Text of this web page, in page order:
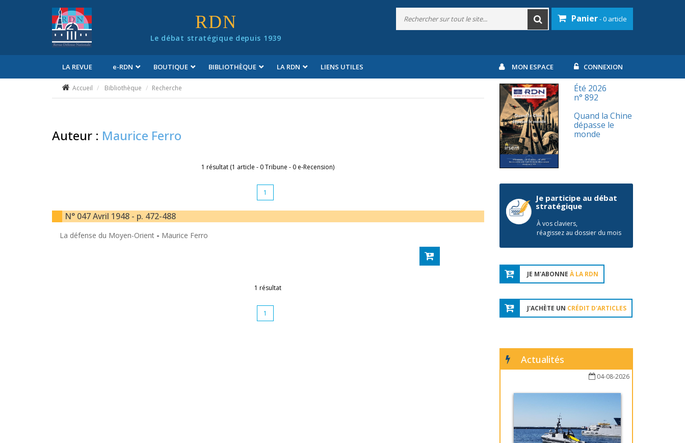
RDN
Le débat stratégique depuis 1939
Panier- 0 article
LA REVUE e-RDN BOUTIQUE BIBLIOTHÈQUE LA RDN LIENS UTILES MON ESPACE CONNEXION
Accueil Bibliothèque Recherche
Auteur : Maurice Ferro
1 résultat (1 article - 0 Tribune - 0 e-Recension)
1
N° 047 Avril 1948 - p. 472-488
La défense du Moyen-Orient - Maurice Ferro
1 résultat
1
Été 2026
n° 892
Quand la Chine
dépasse le
monde
Je participe au débat
stratégique
À vos claviers,
réagissez au dossier du mois
JE M'ABONNE À LA RDN
J'ACHÈTE UN CRÉDIT D'ARTICLES
Actualités
04-08-2026